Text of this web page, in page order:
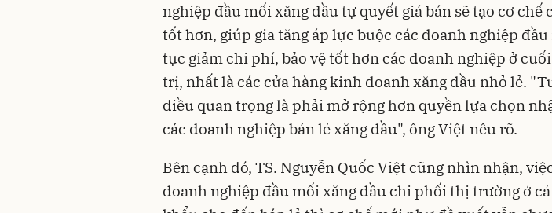
nghiệp đầu mối xăng dầu tự quyết giá bán sẽ tạo cơ chế
tốt hơn, giúp gia tăng áp lực buộc các doanh nghiệp
tục giảm chi phí, bảo vệ tốt hơn các doanh nghiệp ở
trị, nhất là các cửa hàng kinh doanh xăng dầu nhỏ lẻ.
điều quan trọng là phải mở rộng hơn quyền lựa chọn
các doanh nghiệp bán lẻ xăng dầu", ông Việt nêu rõ.
Bên cạnh đó, TS. Nguyễn Quốc Việt cũng nhìn nhận,
doanh nghiệp đầu mối xăng dầu chi phối thị trường ở